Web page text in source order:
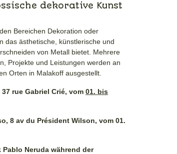
dekorative Kunst
Bereichen Dekoration oder
das ästhetische, künstlerische und
von Metall bietet. Mehrere
Projekte und Leistungen werden an
Orten in Malakoff ausgestellt.
rue Gabriel Crié, vom 01. bis
8 av du Président Wilson, vom 01.
Neruda während der